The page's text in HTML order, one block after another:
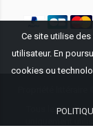
Tous les logos
Ce site utilise
utilisateur. En
cookies ou